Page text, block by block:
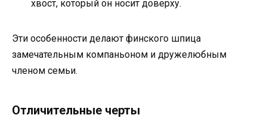
хвост, который он носит доверху.
Эти особенности делают финского шпица
замечательным компаньоном и дружелюбным
членом семьи.
Отличительные черты